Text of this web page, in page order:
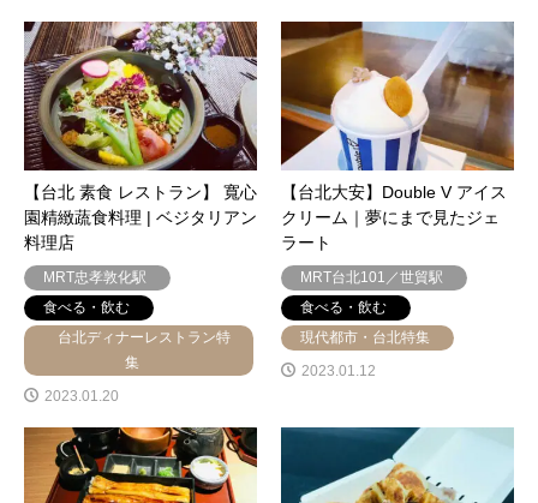
【台北 素食 レストラン】 寬心
園精緻蔬食料理 | ベジタリアン
料理店
MRT忠孝敦化駅
食べる・飲む
台北ディナーレストラン特
集
2023.01.20
【台北大安】Double V アイス
クリーム｜夢にまで見たジェ
ラート
MRT台北101／世貿駅
食べる・飲む
現代都市・台北特集
2023.01.12